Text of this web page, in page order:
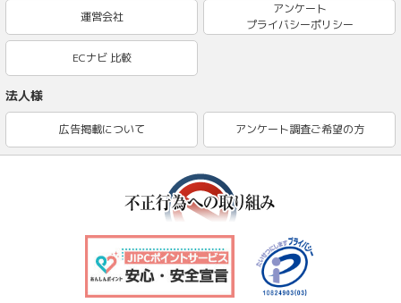
運営会社
アンケート
プライバシーポリシー
ECナビ 比較
法人様
広告掲載について アンケート調査ご希望の方